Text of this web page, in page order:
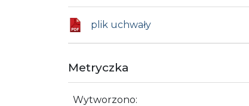
plik uchwały
Metryczka
Wytworzono: